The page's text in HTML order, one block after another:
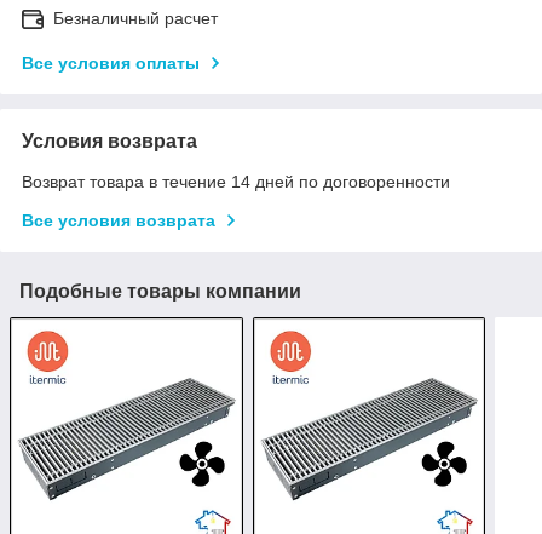
Безналичный расчет
Все условия оплаты
Условия возврата
Возврат товара в течение 14 дней по договоренности
Все условия возврата
Подобные товары компании